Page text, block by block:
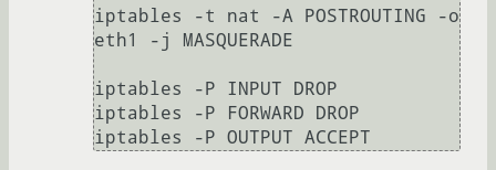
iptables -t nat -A POSTROUTING -o
eth1 -j MASQUERADE
iptables -P INPUT DROP
iptables -P FORWARD DROP
iptables -P OUTPUT ACCEPT